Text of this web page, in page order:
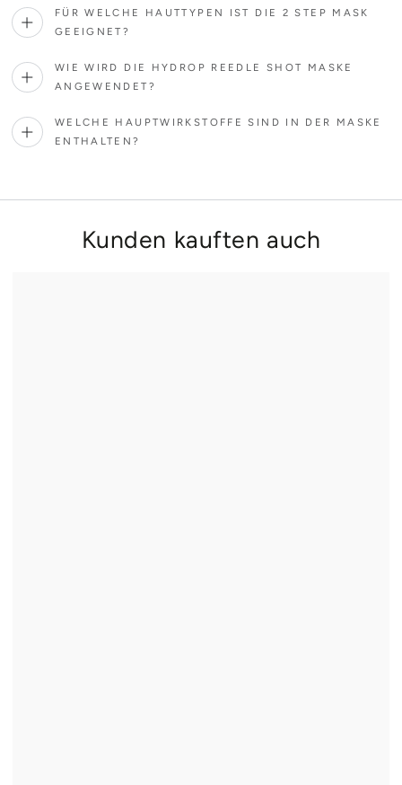
FÜR WELCHE HAUTTYPEN IST DIE 2 STEP MASK
GEEIGNET?
WIE WIRD DIE HYDROP REEDLE SHOT MASKE
ANGEWENDET?
WELCHE HAUPTWIRKSTOFFE SIND IN DER MASKE
ENTHALTEN?
Kunden kauften auch